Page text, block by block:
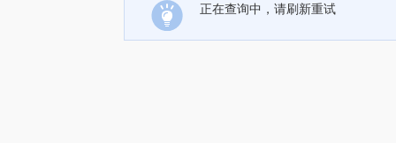
正在查询中，请刷新重试